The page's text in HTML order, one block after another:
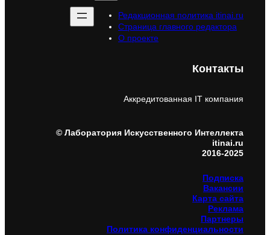
Редакционная политика itinai.ru
Страница главного редактора
О проекте
Контакты
Аккредитованная IT компания
© Лаборатория Искусственного Интеллекта
itinai.ru
2016-2025
Подписка
Вакансии
Карта сайта
Реклама
Партнеры
Политика конфиденциальности